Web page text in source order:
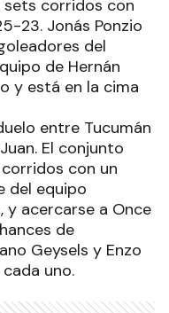
sets corridos con
23. Jonás Ponzio
del
de Hernán
y está en la cima
entre Tucumán
El conjunto
con un
del equipo
y acercarse a Once
de
Geysels y Enzo
uno.